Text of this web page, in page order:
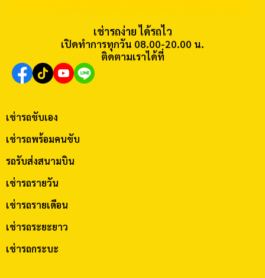
เช่ารถง่าย ได้รถไว
เปิดทำการทุกวัน 08.00-20.00 น.
ติดตามเราได้ที่
เช่ารถขับเอง
เช่ารถพร้อมคนขับ
รถรับส่งสนามบิน
เช่ารถรายวัน
เช่ารถรายเดือน
เช่ารถระยะยาว
เช่ารถกระบะ